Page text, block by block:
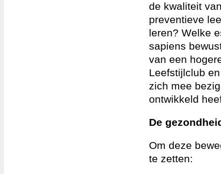
de kwaliteit
preventieve
leren? Welke
sapiens
van een
Leefstijlclub
zich mee
ontwikkeld
De
Om deze
te zetten: